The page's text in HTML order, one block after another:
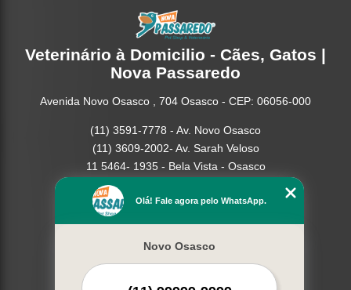
Veterinário à Domicilio - Cães, Gatos |
Nova Passaredo
Avenida Novo Osasco , 704 Osasco - CEP: 06056-000
(11) 3591-7778 - Av. Novo Osasco
(11) 3609-2002- Av. Sarah Veloso
11 5464- 1935 - Bela Vista - Osasco
Home
Serviços
Contato
Mapa do site
Olá! Fale agora pelo WhatsApp.
Novo Osasco